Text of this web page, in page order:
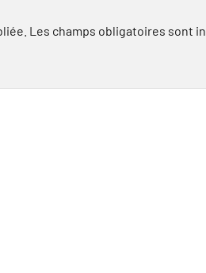
Les champs obligatoires sont